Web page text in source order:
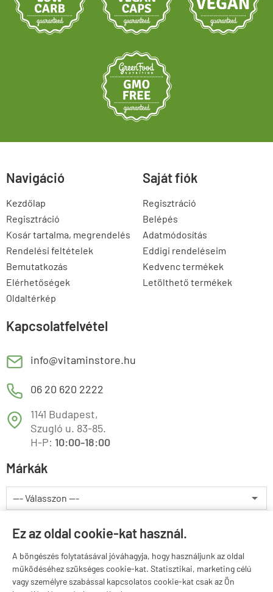
Ez az oldal cookie-kat használ.
A böngészés folytatásával jóváhagyja, hogy használjunk az oldal
működéséhez szükséges cookie-kat. Statisztikai, marketing célú
vagy személyre szabással kapcsolatos cookie-kat csak az Ön
Navigáció
Kezdőlap
Regisztráció
Kosár tartalma, megrendelés
Rendelési feltételek
Bemutatkozás
Elérhetőségek
Oldaltérkép
Saját fiók
Regisztráció
Belépés
Adatmódosítás
Eddigi rendeléseim
Kedvenc termékek
Letölthető termékek
Kapcsolatfelvétel
E info@vitaminstore.hu
M 06 20 620 2222
T
1141 Budapest,
Szugló u. 83-85.
H-P: 10:00-18:00
Márkák
Valuta választás